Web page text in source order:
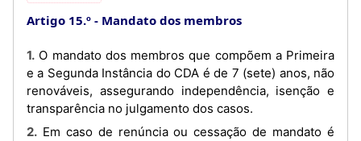
Artigo 15.º Mandato dos membros
1. O mandato dos membros que compõem a Primeira
e a Segunda Instância do CDA é de 7 (sete) anos, não
renováveis, assegurando independência, isenção e
transparência no julgamento dos casos.
2. Em caso de renúncia ou cessação de mandato é